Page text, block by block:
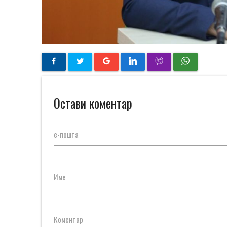
Остави коментар
е-пошта
Име
Коментар